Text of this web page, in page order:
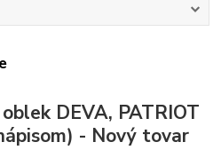
DEVA, PATRIOT
- Nový tovar